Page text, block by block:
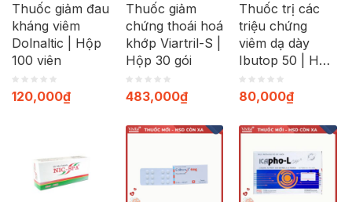
Thuốc giảm đau
kháng viêm
Dolnaltic | Hộp
100 viên
120,000₫
Thuốc giảm
chứng thoái hoá
khớp Viartril-S |
Hộp 30 gói
483,000₫
Thuốc trị các
triệu chứng
viêm dạ dày
Ibutop 50 | Hộp
20 viên
80,000₫